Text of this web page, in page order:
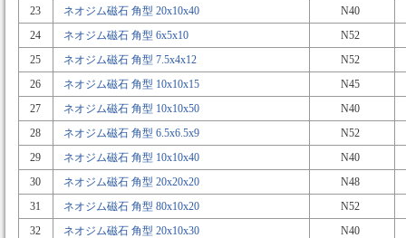
23
ネオジム磁石 角型 20x10x40
N40
24
ネオジム磁石 角型 6x5x10
N52
25
ネオジム磁石 角型 7.5x4x12
N52
26
ネオジム磁石 角型 10x10x15
N45
27
ネオジム磁石 角型 10x10x50
N40
28
ネオジム磁石 角型 6.5x6.5x9
N52
29
ネオジム磁石 角型 10x10x40
N40
30
ネオジム磁石 角型 20x20x20
N48
31
ネオジム磁石 角型 80x10x20
N52
32
ネオジム磁石 角型 20x10x30
N40